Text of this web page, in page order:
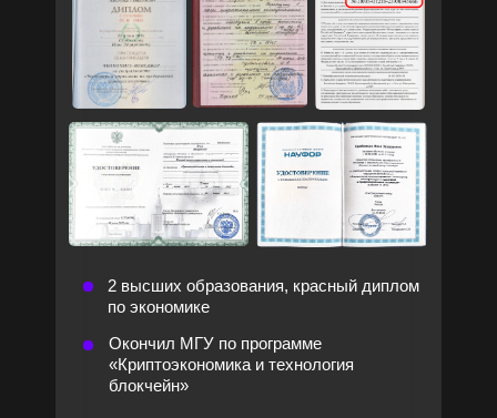
Презентации всех эфиров
Домашние задания с кэшбэком
5 эфиров интенсива
БАЗОВЫЙ
1990₽
ИДУ НА БАЗОВЫЙ
Личный чат с куратором 1 на 1
Персональная консультация
Доступ к надежному обменнику
Конспекты занятий с важными мыслями